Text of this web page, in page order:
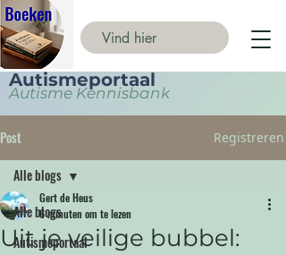
Autismeportaal
Autisme Kennisbank
Post Registreren
Alle blogs
Autismeportaal
Alle blogs
Uit je veilige bubbel:
Gert de Heus
6 minuten om te lezen